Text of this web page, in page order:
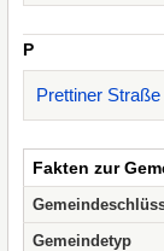
P
Prettiner Straße
Fakten zur
Gemeindetyp